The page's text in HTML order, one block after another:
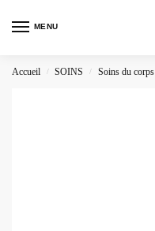
MENU
Accueil / SOINS / Soins du corps